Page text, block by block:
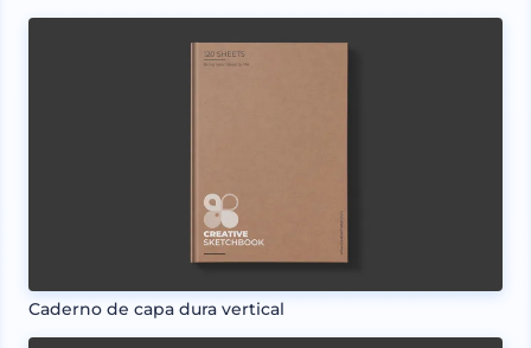
Caderno de capa dura vertical